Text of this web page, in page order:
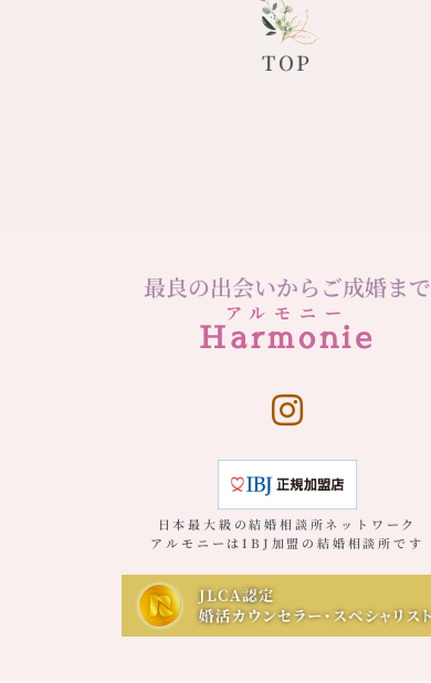
TOP
最良の出会いからご成婚まで
アルモニー
Harmonie
日本最大級の結婚相談所ネットワーク
アルモニーはIBJ加盟の結婚相談所です